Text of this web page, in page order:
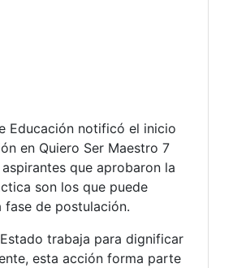
Educación notificó el inicio
en Quiero Ser Maestro 7
que aprobaron la
son los que puede
fase de postulación.
trabaja para dignificar
esta acción forma parte